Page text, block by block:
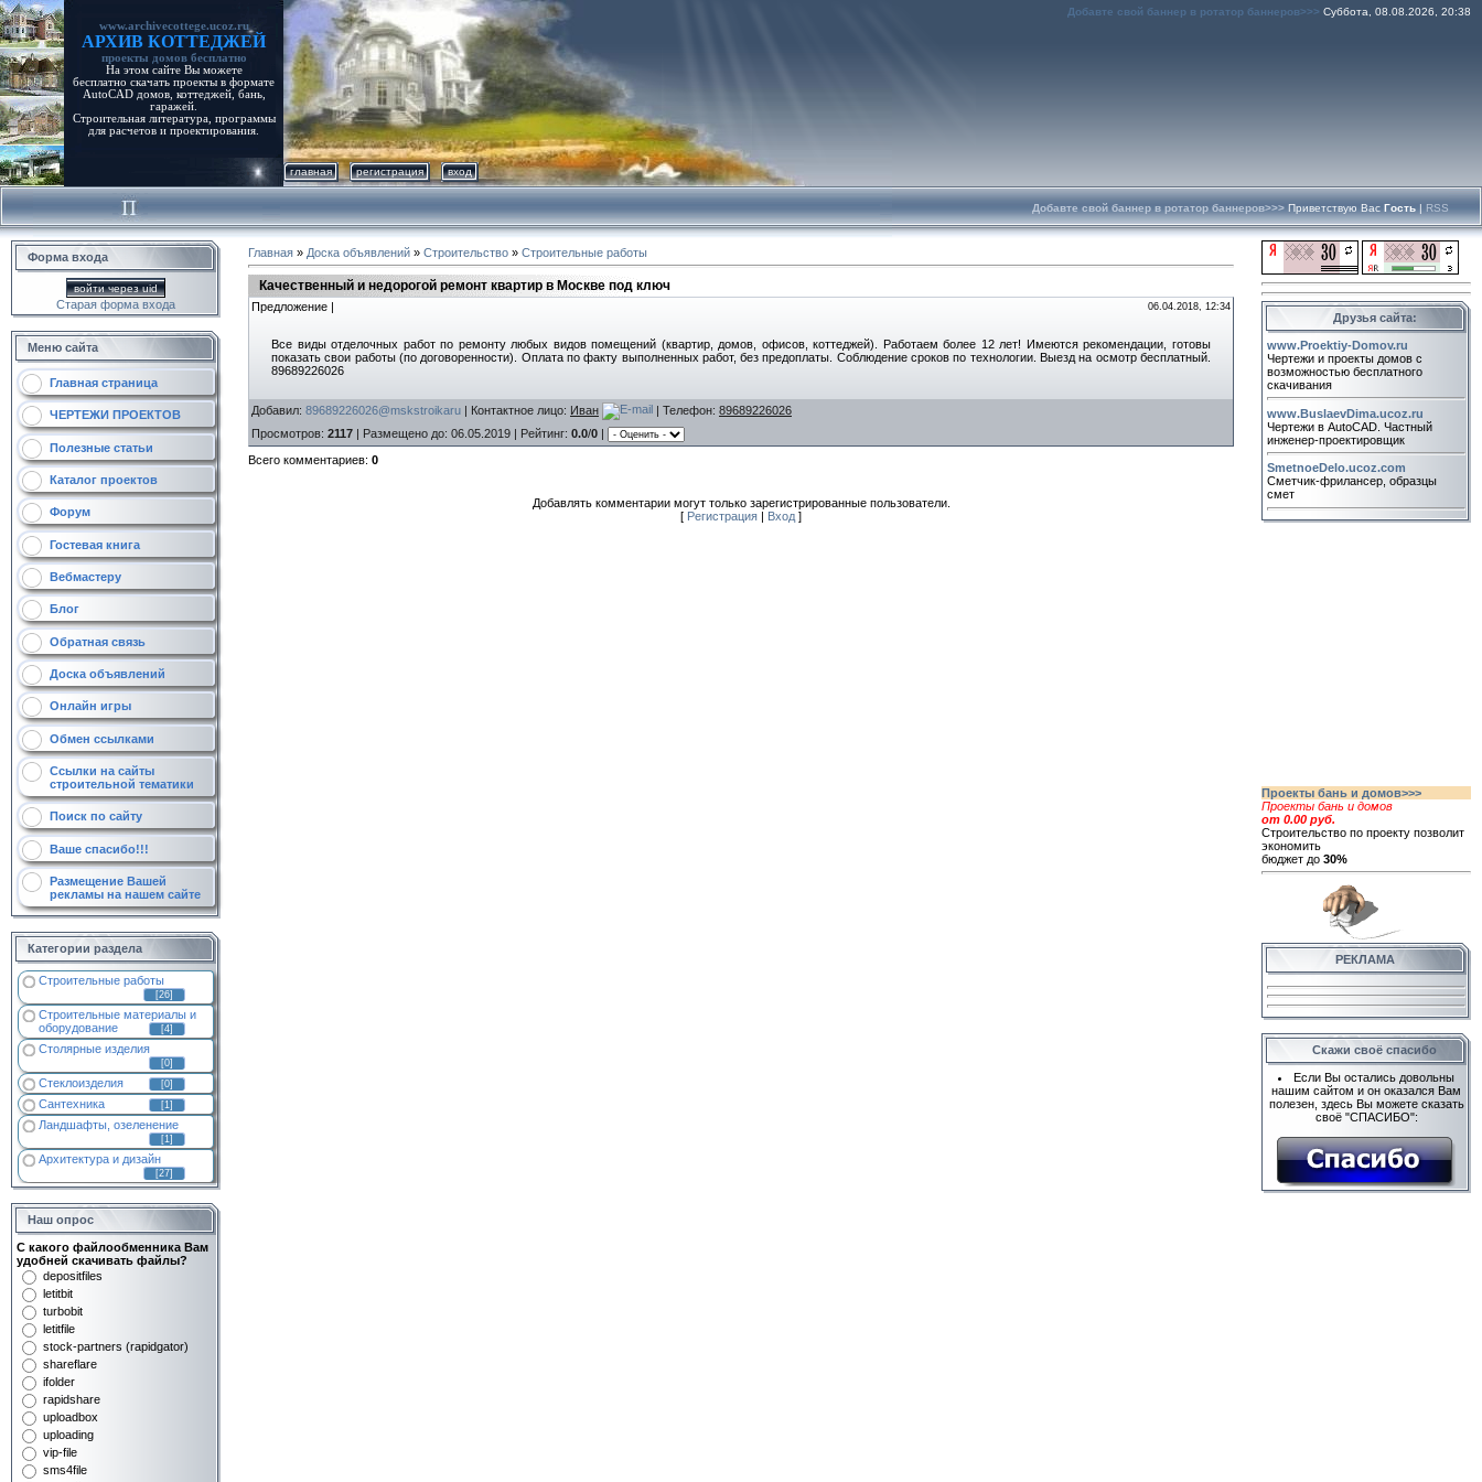
www.archivecottege.ucoz.ru
АРХИВ КОТТЕДЖЕЙ
проекты домов бесплатно
На этом сайте Вы можете
бесплатно скачать проекты в формате
AutoCAD домов, коттеджей, бань,
гаражей.
Строительная литература, программы
для расчетов и проектирования.
Добавте свой баннер в ротатор баннеров>>> Суббота, 08.08.2026, 20:38
главная регистрация вход
Добавте свой баннер в ротатор баннеров>>> Приветствую Вас Гость | RSS
Форма входа
войти через uid
Старая форма входа
Меню сайта
Главная страница
ЧЕРТЕЖИ ПРОЕКТОВ
Полезные статьи
Каталог проектов
Форум
Гостевая книга
Вебмастеру
Блог
Обратная связь
Доска объявлений
Онлайн игры
Обмен ссылками
Ссылки на сайты
строительной тематики
Поиск по сайту
Ваше спасибо!!!
Размещение Вашей
рекламы на нашем сайте
Категории раздела
Строительные работы
[26]
Строительные материалы и
оборудование
[4]
Столярные изделия
[0]
Стеклоизделия [0]
Сантехника [1]
Ландшафты, озеленение
[1]
Архитектура и дизайн
[27]
Наш опрос
С какого файлообменника Вам
удобней скачивать файлы?
depositfiles
letitbit
turbobit
letitfile
stock-partners (rapidgator)
shareflare
ifolder
rapidshare
uploadbox
uploading
vip-file
sms4file
Главная » Доска объявлений » Строительство » Строительные работы
Качественный и недорогой ремонт квартир в Москве под ключ
Предложение | 06.04.2018, 12:34
Все виды отделочных работ по ремонту любых видов помещений (квартир, домов, офисов, коттеджей). Работаем более 12 лет! Имеются рекомендации, готовы
показать свои работы (по договоренности). Оплата по факту выполненных работ, без предоплаты. Соблюдение сроков по технологии. Выезд на осмотр бесплатный.
89689226026
Добавил: 89689226026@mskstroikaru | Контактное лицо: Иван | Телефон: 89689226026
Просмотров: 2117 | Размещено до: 06.05.2019 | Рейтинг: 0.0/0 |
Всего комментариев: 0
Добавлять комментарии могут только зарегистрированные пользователи.
[ Регистрация | Вход ]
Друзья сайта:
www.Proektiy-Domov.ru
Чертежи и проекты домов с
возможностью бесплатного
скачивания
www.BuslaevDima.ucoz.ru
Чертежи в AutoCAD. Частный
инженер-проектировщик
SmetnoeDelo.ucoz.com
Сметчик-фрилансер, образцы
смет
Проекты бань и домов>>>
Проекты бань и домов
от 0.00 руб.
Строительство по проекту позволит
экономить
бюджет до 30%
РЕКЛАМА
Скажи своё спасибо
Если Вы остались довольны
нашим сайтом и он оказался Вам
полезен, здесь Вы можете сказать
своё "СПАСИБО":